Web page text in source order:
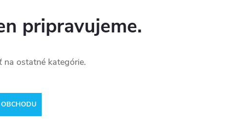
pripravujeme.
na ostatné kategórie.